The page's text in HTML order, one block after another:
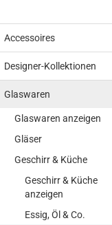
Accessoires
Designer-Kollektionen
Glaswaren
Glaswaren anzeigen
Gläser
Geschirr & Küche
Geschirr & Küche
anzeigen
Essig, Öl & Co.